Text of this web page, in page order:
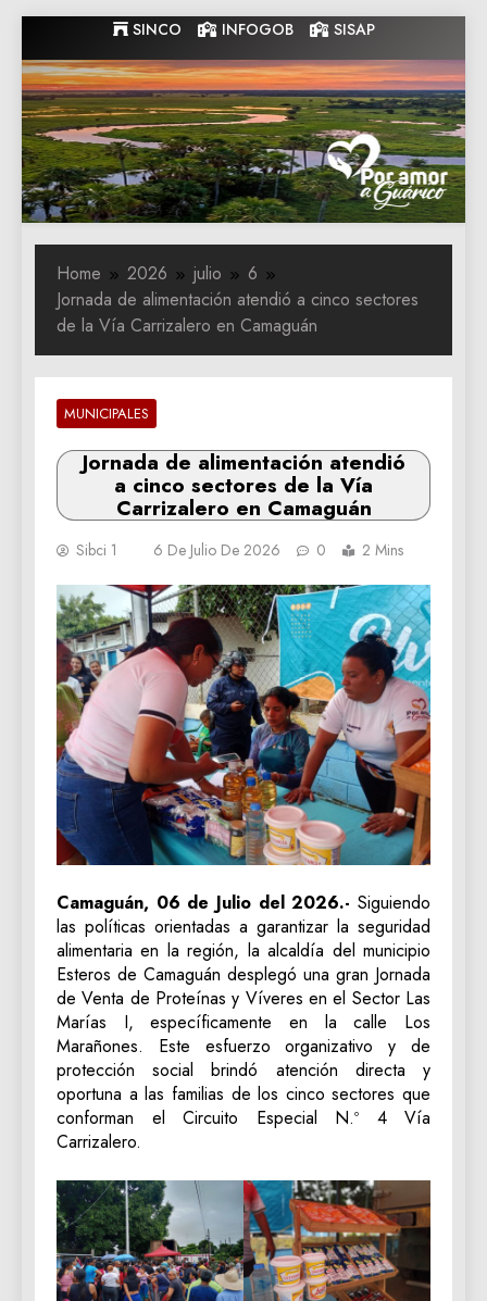
to
content
SINCO INFOGOB SISAP
Gobernacion
de Guarico
Gobernacion de Guarico
Home 2026 julio
6
Jornada de alimentación atendió a cinco sectores
de la Vía Carrizalero en Camaguán
MUNICIPALES
Jornada de alimentación atendió
a cinco sectores de la Vía
Carrizalero en Camaguán
Sibci 1 6 De Julio De 2026 0 2 Mins
Camaguán, 06 de Julio del 2026.- Siguiendo
las políticas orientadas a garantizar la seguridad
alimentaria en la región, la alcaldía del municipio
Esteros de Camaguán desplegó una gran Jornada
de Venta de Proteínas y Víveres en el Sector Las
Marías I, específicamente en la calle Los
Marañones. Este esfuerzo organizativo y de
protección social brindó atención directa y
oportuna a las familias de los cinco sectores que
conforman el Circuito Especial N.º 4 Vía
Carrizalero.